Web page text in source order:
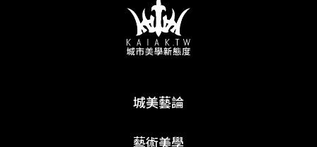
城美藝論
藝術美學